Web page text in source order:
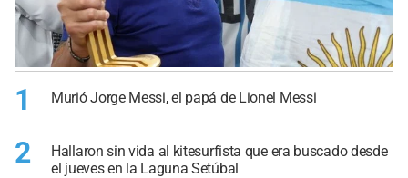
1 Murió Jorge Messi, el papá de Lionel Messi
2
Hallaron sin vida al kitesurfista que era buscado desde
el jueves en la Laguna Setúbal